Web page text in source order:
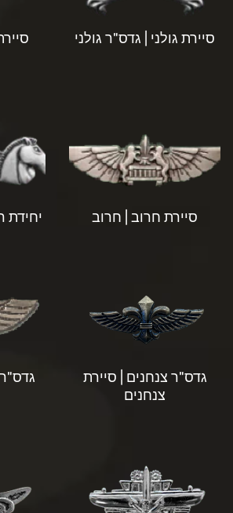
סיירת גולני | גדס"ר גולני
סיירת חרוב | חרוב יחידת
גדס"ר צנחנים | סיירת
צנחנים